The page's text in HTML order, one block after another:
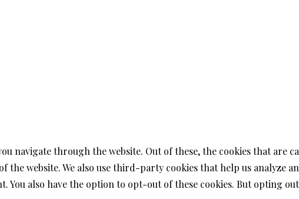
navigate through the website. Out of these, the cookies that are
website. We also use third-party cookies that help us analyze
also have the option to opt-out of these cookies. But opting